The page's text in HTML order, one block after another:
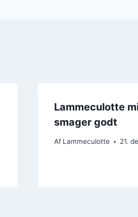
Lammeculotte
smager godt
Af Lammeculotte 21.